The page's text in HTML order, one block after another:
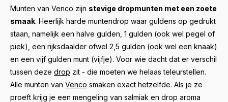
Munten van Venco zijn stevige dropmunten met een zoete
smaak. Heerlijk harde muntendrop waar guldens op gedrukt
staan, namelijk een halve gulden, 1 gulden (ook wel pegel of
piek), een rijksdaalder ofwel 2,5 gulden (ook wel een knaak)
en een vijf gulden munt (vijfje). Voor wie dacht dat er verschil
tussen deze drop zit - die moeten we helaas teleurstellen.
Alle munten van Venco smaken exact hetzelfde. Als je ze
proeft krijg je een mengeling van salmiak en drop aroma